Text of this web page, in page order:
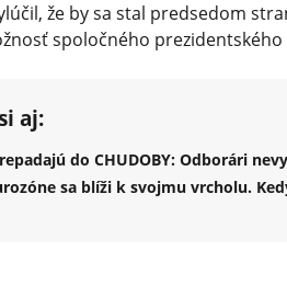
že by sa stal predsedom
spoločného prezidentského
aj:
do CHUDOBY: Odborári
sa blíži k svojmu vrcholu.